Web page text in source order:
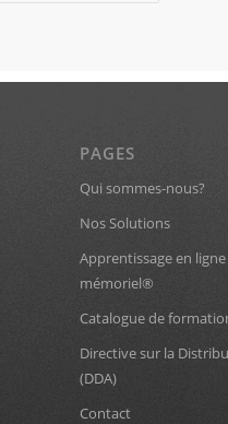
PAGES
Qui sommes-nous?
Nos Solutions
Apprentissage en
mémoriel®
Catalogue de
Directive sur la
(DDA)
Contact